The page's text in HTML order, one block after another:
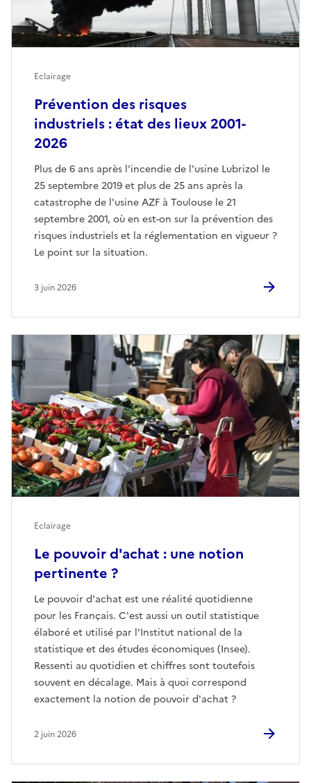
Prévention des risques
industriels : état des lieux 2001-
2026
Plus de 6 ans après l'incendie de l'usine Lubrizol le
25 septembre 2019 et plus de 25 ans après la
catastrophe de l'usine AZF à Toulouse le 21
septembre 2001, où en est-on sur la prévention des
risques industriels et la réglementation en vigueur ?
Le point sur la situation.
Eclairage
3 juin 2026
Le pouvoir d'achat : une notion
pertinente ?
Le pouvoir d'achat est une réalité quotidienne
pour les Français. C'est aussi un outil statistique
élaboré et utilisé par l'Institut national de la
statistique et des études économiques (Insee).
Ressenti au quotidien et chiffres sont toutefois
souvent en décalage. Mais à quoi correspond
exactement la notion de pouvoir d'achat ?
Eclairage
2 juin 2026